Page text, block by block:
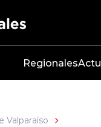
Regionales
Valparaíso